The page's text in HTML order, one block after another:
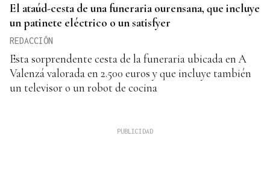
El ataúd-cesta de una funeraria ourensana, que incluye
un patinete eléctrico o un satisfyer
REDACCIÓN
Esta sorprendente cesta de la funeraria ubicada en A
Valenzá valorada en 2.500 euros y que incluye también
un televisor o un robot de cocina